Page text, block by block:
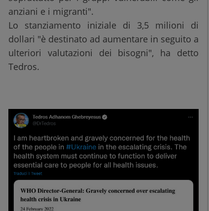
anziani e i migranti".
Lo stanziamento iniziale di 3,5 milioni di
dollari "è destinato ad aumentare in seguito a
ulteriori valutazioni dei bisogni", ha detto
Tedros.